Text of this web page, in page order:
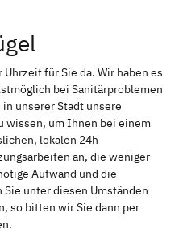
für Sie da. Wir haben es
bei Sanitärproblemen
unserer Stadt unsere
wissen, um Ihnen bei einem
lokalen 24h
an, die weniger
Aufwand und die
unter diesen Umständen
so bitten wir Sie dann per